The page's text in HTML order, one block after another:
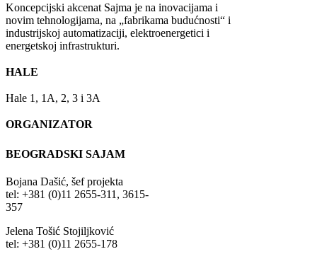
Koncepcijski akcenat Sajma je na inovacijama i
novim tehnologijama, na „fabrikama budućnosti“ i
industrijskoj automatizaciji, elektroenergetici i
energetskoj infrastrukturi.
HALE
Hale 1, 1A, 2, 3 i 3A
ORGANIZATOR
BEOGRADSKI SAJAM
Bojana Dašić, šef projekta
tel: +381 (0)11 2655-311, 3615-
357
Jelena Tošić Stojiljković
tel: +381 (0)11 2655-178